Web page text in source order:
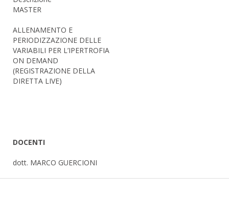
MASTER
ALLENAMENTO E
PERIODIZZAZIONE DELLE
VARIABILI PER L’IPERTROFIA
ON DEMAND
(REGISTRAZIONE DELLA
DIRETTA LIVE)
DOCENTI
dott. MARCO GUERCIONI